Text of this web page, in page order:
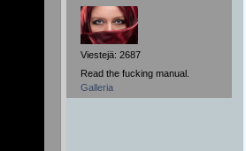
Viestejä: 2687
Read the fucking manual.
Galleria